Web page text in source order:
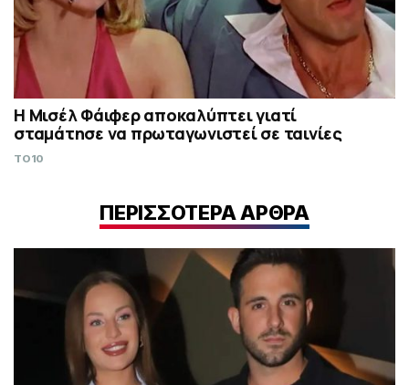
Η Μισέλ Φάιφερ αποκαλύπτει γιατί
σταμάτησε να πρωταγωνιστεί σε ταινίες
TO10
ΠΕΡΙΣΣΟΤΕΡΑ ΑΡΘΡΑ